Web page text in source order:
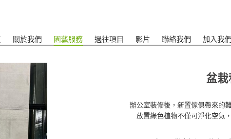
關於我們 園藝服務 過往項目 影片 聯絡我們 加入我們
盆
辦公室裝修後，新置傢俱帶來的
放置綠色植物不僅可淨化空氣